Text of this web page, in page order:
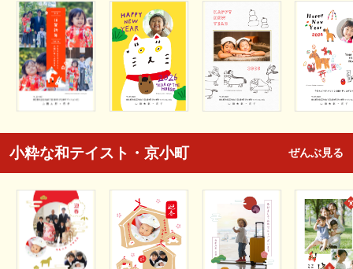
小粋な和テイスト・京小町 ぜんぶ見る